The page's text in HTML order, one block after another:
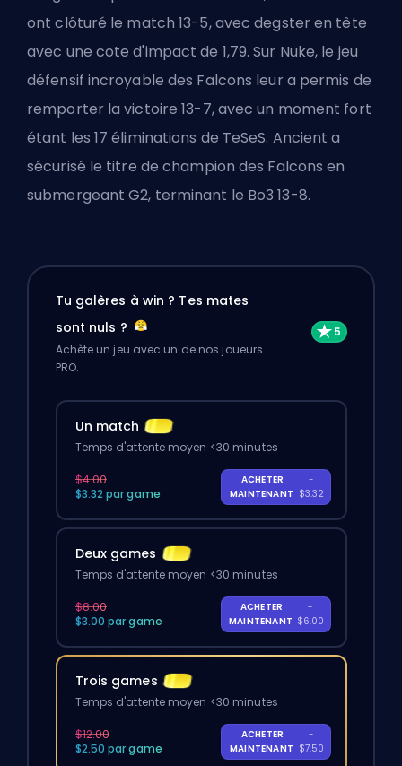
ont clôturé le match 13-5, avec degster en tête
avec une cote d'impact de 1,79. Sur Nuke, le jeu
défensif incroyable des Falcons leur a permis de
remporter la victoire 13-7, avec un moment fort
étant les 17 éliminations de TeSeS. Ancient a
sécurisé le titre de champion des Falcons en
submergeant G2, terminant le Bo3 13-8.
Tu galères à win ? Tes mates
sont nuls ?
Achète un jeu avec un de nos joueurs
PRO.
Un match
Temps d'attente moyen <30 minutes
$4.00
$3.32 par game
ACHETER
MAINTENANT
-
$3.32
Deux games
Temps d'attente moyen <30 minutes
$8.00
$3.00 par game
ACHETER
MAINTENANT
-
$6.00
Trois games
Temps d'attente moyen <30 minutes
$12.00
$2.50 par game
ACHETER
MAINTENANT
-
$7.50